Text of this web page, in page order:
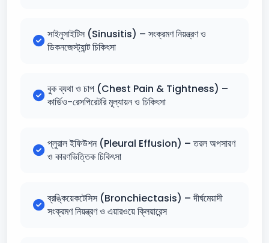
সাইনুসাইটিস (Sinusitis) – সংক্রমণ নিয়ন্ত্রণ ও
ডিকনজেস্ট্যান্ট চিকিৎসা
বুক ব্যথা ও চাপ (Chest Pain & Tightness) –
কার্ডিও-রেসপিরেটরি মূল্যায়ন ও চিকিৎসা
প্লুরাল ইফিউশন (Pleural Effusion) – তরল অপসারণ
ও কারণভিত্তিক চিকিৎসা
ব্রঙ্কিয়েকটেসিস (Bronchiectasis) – দীর্ঘমেয়াদী
সংক্রমণ নিয়ন্ত্রণ ও এয়ারওয়ে ক্লিয়ারেন্স